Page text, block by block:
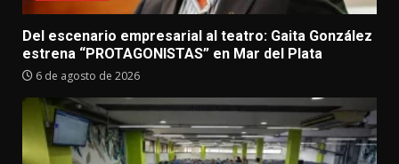
Del escenario empresarial al teatro: Gaita González
estrena “PROTAGONISTAS” en Mar del Plata
6 de agosto de 2026